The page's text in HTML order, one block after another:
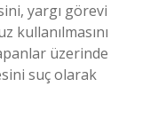
yargı görevi
kullanılmasını
üzerinde
suç olarak